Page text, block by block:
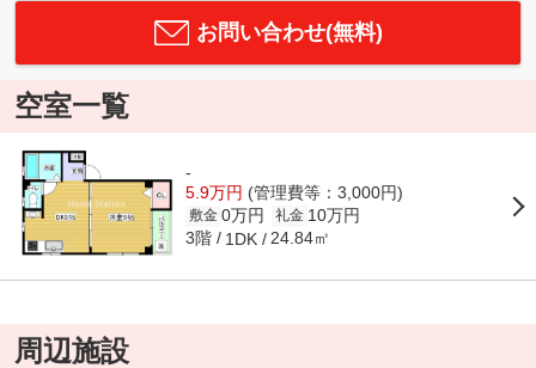
お問い合わせ(無料)
空室一覧
-
5.9万円 (管理費等：3,000円)
敷金 0万円 礼金 10万円
3階 1DK 24.84㎡
周辺施設